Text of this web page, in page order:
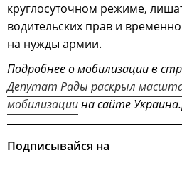
круглосуточном режиме,
водительских прав и
на нужды армии.
Подробнее о мобилизации в
Депутат Рады раскрыл
мобилизациина сайте
Подписывайся на